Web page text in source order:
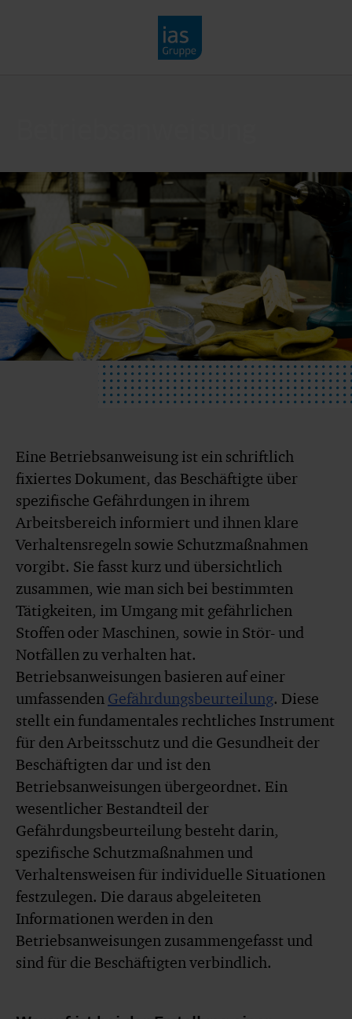
Eine Betriebsanweisung ist ein schriftlich
fixiertes Dokument, das Beschäftigte über
spezifische Gefährdungen in ihrem
Arbeitsbereich informiert und ihnen klare
Verhaltensregeln sowie Schutzmaßnahmen
vorgibt. Sie fasst kurz und übersichtlich
zusammen, wie man sich bei bestimmten
Tätigkeiten, im Umgang mit gefährlichen
Stoffen oder Maschinen, sowie in Stör- und
Notfällen zu verhalten hat.
Betriebsanweisungen basieren auf einer
umfassenden Gefährdungsbeurteilung. Diese
stellt ein fundamentales rechtliches Instrument
für den Arbeitsschutz und die Gesundheit der
Beschäftigten dar und ist den
Betriebsanweisungen übergeordnet. Ein
wesentlicher Bestandteil der
Gefährdungsbeurteilung besteht darin,
spezifische Schutzmaßnahmen und
Verhaltensweisen für individuelle Situationen
festzulegen. Die daraus abgeleiteten
Informationen werden in den
Betriebsanweisungen zusammengefasst und
sind für die Beschäftigten verbindlich.